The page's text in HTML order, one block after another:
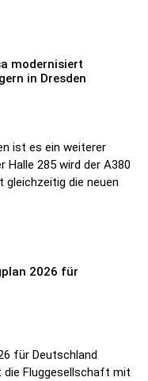
modernisiert
in Dresden
ist es ein weiterer
285 wird der A380
gleichzeitig die neuen
2026 für
für Deutschland
die Fluggesellschaft mit